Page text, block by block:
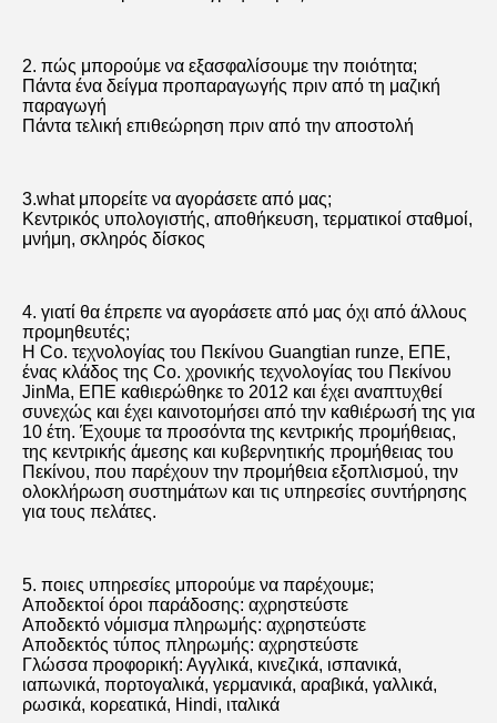
κεφάλαιο 20 εκατομμύρια yuan. Κυρίως συμμετέχουσα
στην πώληση της μεγάλης έκτασης της υπηρεσίας
προϊόντων και μεταπωλήσεων της DELL, μετά από τα έτη
συνεχών προσπαθειών η επιχείρηση έχει αναπτυχθεί, με
το προσωπικό υπηρεσιών περισσότερων από 100
συνέχεια, η επιχείρηση ενέργησε ως πράκτορας για
Lenovo και το κύμα, Huawei, έξοχη τήξη, H3C, HPE και
άλλο
τα εμπορικά σήματα για να διευρύνουν περαιτέρω τα
περισσότερο από δεκαετία προσπαθειών να
αναπτυχθούν, έχουν συσσωρεύσει έναν πλούτο των
ικανοτήτων ανάπτυξης διοικητικών εμπειρίας και αγοράς,
η καθιέρωση ενός τέλειου δικτύου πώλησης. Η γραμμή
παραγωγής που χρησιμοποιείται από τους πλουσίους,
καλύπτοντας ένα ευρύ φάσμα, που περιλαμβάνει τους
υπολογιστές γραφείου, τους φορητούς υπολογιστές, τους
κεντρικούς υπολογιστές, τα προϊόντα δικτύων, τα
προϊόντα αποθήκευσης, το λογισμικό, τις περιφερειακές
μονάδες και τις εκατοντάδες άλλων ειδών. Κατά τη
διάρκεια των ετών, επίσης έχουμε παράσχει ποικίλες
βιομηχανίες ταχυδρομείων και τηλεπικοινωνιών, οι
στρατιωτικές, ιατρικές και πολλές άλλες, σύμφωνα με την
πελάτης-κεντρική, πελάτης-πρώτη φιλοσοφία πυρήνων,
για να δημιουργήσουμε τις προσαρμοσμένες λύσεις για
τους πελάτες. Έχουμε συσσωρεύσει την πλούσια σε
ζήτηση ανάλυση εμπειρίας βιομηχανίας, την τεχνική
απόδειξη, την επιλογή εξοπλισμού, την εφαρμογή
δικτύων, την εξασφάλιση ποιότητας, τη λειτουργία και τη